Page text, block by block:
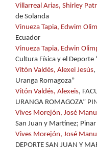
Villarreal Arias, Shirley
de Solanda
Vinueza Tapia, Edwim
Ecuador
Vinueza Tapia, Edwin
Cultura Física y el Deporte
Vitón Valdés, Alexei Jesús,
Uranga Romagoza”
Vitón Valdés, Alexeis,
URANGA ROMAGOZA”
Vives Morejón, José
San Juan y Martínez; Pinar
Vives Morejón, José
DEPORTE SAN JUAN Y